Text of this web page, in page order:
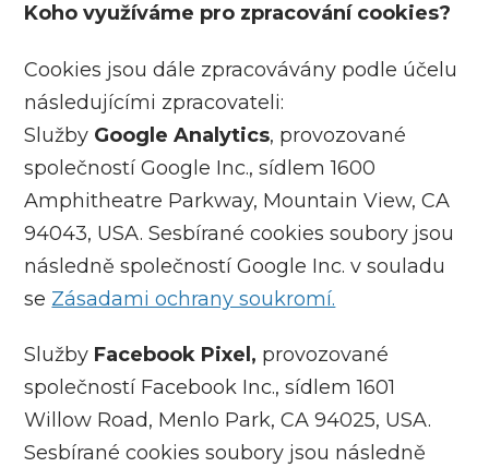
Koho využíváme pro zpracování cookies?
Cookies jsou dále zpracovávány podle účelu
následujícími zpracovateli:
Služby Google Analytics, provozované
společností Google Inc., sídlem 1600
Amphitheatre Parkway, Mountain View, CA
94043, USA. Sesbírané cookies soubory jsou
následně společností Google Inc. v souladu
se Zásadami ochrany soukromí.
Služby Facebook Pixel, provozované
společností Facebook Inc., sídlem 1601
Willow Road, Menlo Park, CA 94025, USA.
Sesbírané cookies soubory jsou následně